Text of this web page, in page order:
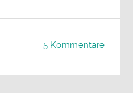
5 Kommentare